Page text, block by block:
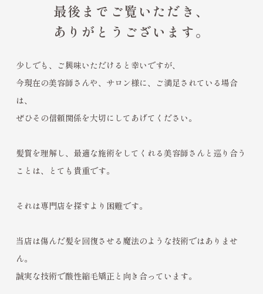
最後までご覧いただき、
ありがとうございます。
少しでも、ご興味いただけると幸いですが、
今現在の美容師さんや、サロン様に、ご満足されている場合
は、
ぜひその信頼関係を大切にしてあげてください。
髪質を理解し、最適な施術をしてくれる美容師さんと巡り合う
ことは、とても貴重です。
それは専門店を探すより困難です。
当店は傷んだ髪を回復させる魔法のような技術ではありませ
ん。
誠実な技術で酸性縮毛矯正と向き合っています。